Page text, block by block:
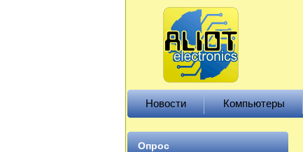
Новости Компьютеры
Опрос